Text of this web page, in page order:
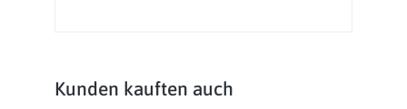
Produktgalerie überspringen
Kunden kauften auch